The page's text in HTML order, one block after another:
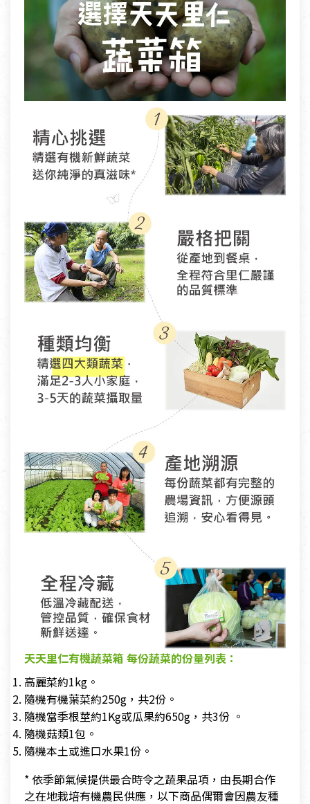
天天里仁有機蔬菜箱 每份蔬菜的份量列表：
高麗菜約1kg。
隨機有機葉菜約250g，共2份。
隨機當季根莖約1Kg或瓜果約650g，共3份 。
隨機菇類1包。
隨機本土或進口水果1份。
* 依季節氣候提供最合時令之蔬果品項，由長期合作
之在地栽培有機農民供應，以下商品偶爾會因農友種